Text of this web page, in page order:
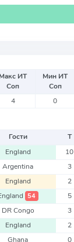
Макс ИТ
Соп
Мин ИТ
Соп
4 0
Гости Т
England 10
Argentina 3
England 2
54 5
DR Congo 3
England 2
Ghana 0